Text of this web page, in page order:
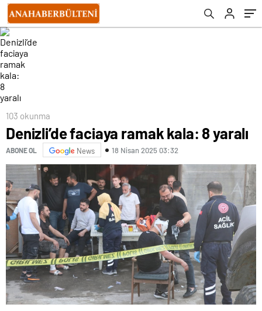
103 okunma
Denizli’de faciaya ramak kala: 8 yaralı
ABONE OL News 18 Nisan 2025 03:32